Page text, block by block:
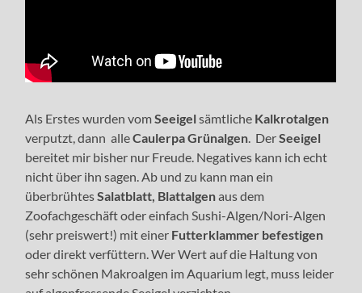
Als Erstes wurden vomSeeigelsämtliche Kalkrotalgen
verputzt, dann alleCaulerpa Grünalgen . DerSeeigel
bereitet mir bisher nur Freude. Negatives kann ich echt
nicht über ihn sagen. Ab und zu kann man ein
überbrühtesSalatblatt, Blattalgenaus dem
Zoofachgeschäft oder einfach Sushi-Algen/Nori-Algen
(sehr preiswert!) mit einer Futterklammer befestigen
oder direkt verfüttern. Wer Wert auf die Haltung von
sehr schönen Makroalgen im Aquarium legt, muss leider